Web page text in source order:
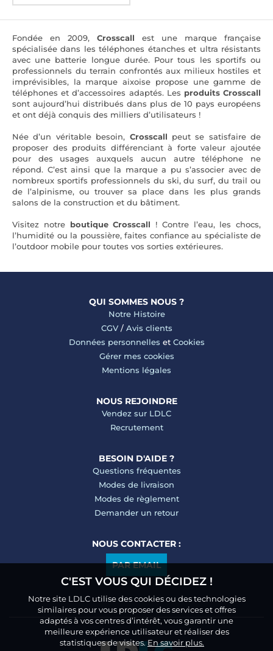
Fondée en 2009, Crosscall est une marque française
spécialisée dans les téléphones étanches et ultra résistants
avec une batterie longue durée. Pour tous les sportifs ou
professionnels du terrain confrontés aux milieux hostiles et
imprévisibles, la marque aixoise propose une gamme de
téléphones et d’accessoires adaptés. Les produits Crosscall
sont aujourd’hui distribués dans plus de 10 pays européens
et ont déjà conquis des milliers d’utilisateurs !
Née d’un véritable besoin, Crosscall peut se satisfaire de
proposer des produits différenciant à forte valeur ajoutée
pour des usages auxquels aucun autre téléphone ne
répond. C’est ainsi que la marque a pu s’associer avec de
nombreux sportifs professionnels du ski, du surf, du trail ou
de l’alpinisme, ou trouver sa place dans les plus grands
salons de la construction et du bâtiment.
Visitez notre boutique Crosscall ! Contre l’eau, les chocs,
l’humidité ou la poussière, faites confiance au spécialiste de
l’outdoor mobile pour toutes vos sorties extérieures.
QUI SOMMES NOUS ?
Notre Histoire
CGV/ Avis clients
Données personnelles et Cookies
Gérer mes cookies
Mentions légales
NOUS REJOINDRE
Vendez sur LDLC
Recrutement
BESOIN D'AIDE ?
Questions fréquentes
Modes de livraison
Modes de règlement
Demander un retour
NOUS CONTACTER :
PAR EMAIL
C'EST VOUS QUI DÉCIDEZ !
Notre site LDLC utilise des cookies ou des technologies
similaires pour vous proposer des services et offres
adaptés à vos centres d’intérêt, vous garantir une
meilleure expérience utilisateur et réaliser des
statistiques de visites.En savoir plus.